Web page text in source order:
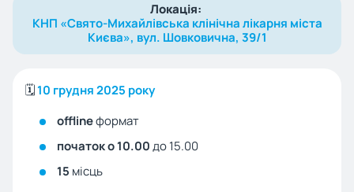
Локація:
КНП «Свято-Михайлівська клінічна лікарня міста
Києва», вул. Шовковична, 39/1
🗓️10 грудня 2025 року
offlineформат
початок о 10.00до 15.00
15 місць